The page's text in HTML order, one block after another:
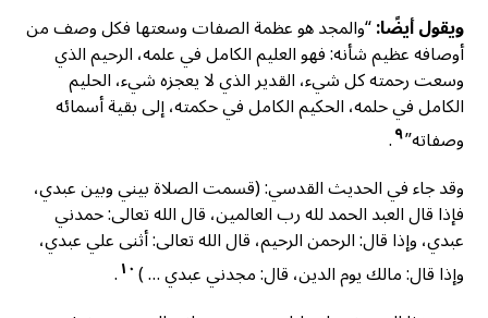
ويقول أيضًا:“والمجد هو عظمة الصفات وسعتها فكل وصف من
أوصافه عظيم شأنه: فهو العليم الكامل في علمه، الرحيم الذي
وسعت رحمته كل شيء، القدير الذي لا يعجزه شيء، الحليم
الكامل في حلمه، الحكيم الكامل في حكمته، إلى بقية أسمائه
وصفاته”٩.
وقد جاء في الحديث القدسي: (قسمت الصلاة بيني وبين عبدي،
فإذا قال العبد الحمد لله رب العالمين، قال الله تعالى: حمدني
عبدي، وإذا قال: الرحمن الرحيم، قال الله تعالى: أثنى علي عبدي،
وإذا قال: مالك يوم الدين، قال: مجدني عبدي … )١٠.